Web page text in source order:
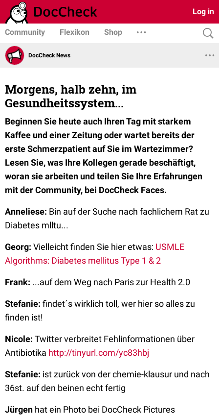
Log in
Community Flexikon Shop
DocCheck News
Morgens, halb zehn, im
Gesundheitssystem...
Beginnen Sie heute auch Ihren Tag mit starkem
Kaffee und einer Zeitung oder wartet bereits der
erste Schmerzpatient auf Sie im Wartezimmer?
Lesen Sie, was Ihre Kollegen gerade beschäftigt,
woran sie arbeiten und teilen Sie Ihre Erfahrungen
mit der Community, bei DocCheck Faces.
Anneliese: Bin auf der Suche nach fachlichem Rat zu
Diabetes mlltu...
Georg: Vielleicht finden Sie hier etwas: USMLE
Algorithms: Diabetes mellitus Type 1 & 2
Frank: ...auf dem Weg nach Paris zur Health 2.0
Stefanie: findet´s wirklich toll, wer hier so alles zu
finden ist!
Nicole: Twitter verbreitet Fehlinformationen über
Antibiotika http://tinyurl.com/yc83hbj
Stefanie: ist zurück von der chemie-klausur und nach
36st. auf den beinen echt fertig
Jürgen hat ein Photo bei DocCheck Pictures